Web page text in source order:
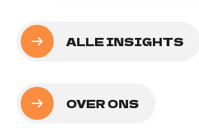
ALLE INSIGHTS
OVER ONS